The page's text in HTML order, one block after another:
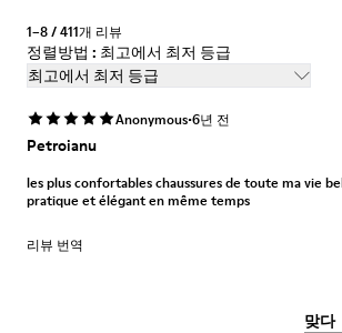
1–8 / 411개 리뷰
정렬방법 : 최고에서 최저 등급
최고에서 최저 등급
Anonymous·6년 전
Petroianu
les plus confortables chaussures de toute ma vie
pratique et élégant en même temps
리뷰 번역
맞다